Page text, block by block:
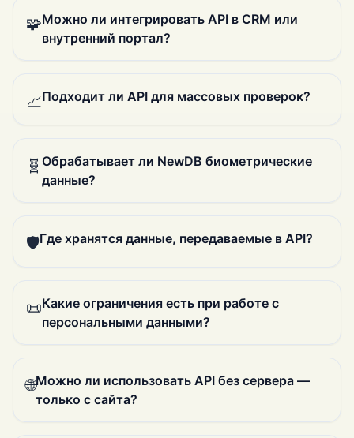
🧩Можно ли интегрировать API в CRM или
внутренний портал?
📈Подходит ли API для массовых проверок?
🧬 Обрабатывает ли NewDB биометрические
данные?
🛡️Где хранятся данные, передаваемые в API?
📜Какие ограничения есть при работе с
персональными данными?
🌐Можно ли использовать API без сервера —
только с сайта?